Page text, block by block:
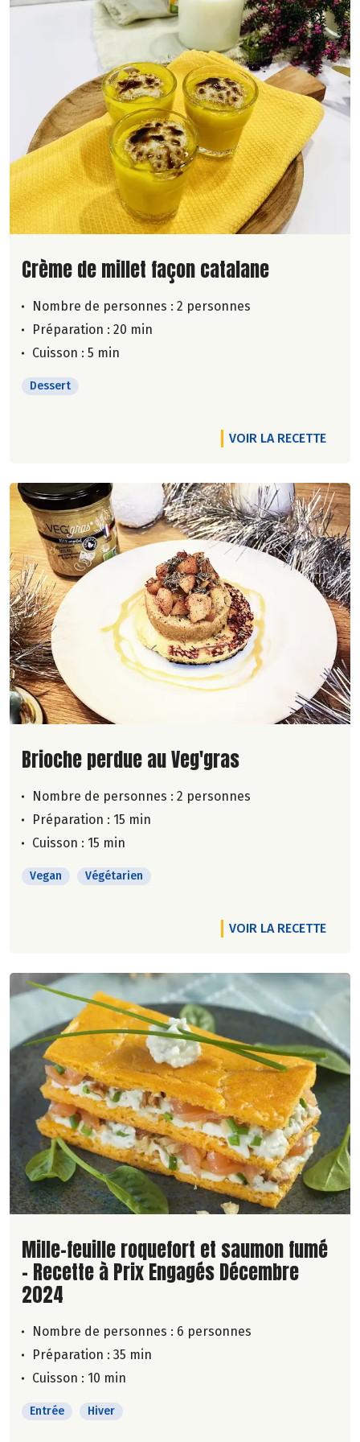
Lire la suite de la recette
Crème de millet façon catalane
Nombre de personnes : 2 personnes
Préparation : 20 min
Cuisson : 5 min
Dessert
VOIR LA RECETTE
Lire la suite de la recette
Brioche perdue au Veg'gras
Nombre de personnes : 2 personnes
Préparation : 15 min
Cuisson : 15 min
Vegan Végétarien
VOIR LA RECETTE
Lire la suite de la recette
Mille-feuille roquefort et saumon fumé
- Recette à Prix Engagés Décembre
2024
Nombre de personnes : 6 personnes
Préparation : 35 min
Cuisson : 10 min
Entrée Hiver